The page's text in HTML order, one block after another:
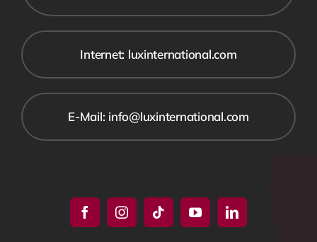
Internet: luxinternational.com
E-Mail: info@luxinternational.com